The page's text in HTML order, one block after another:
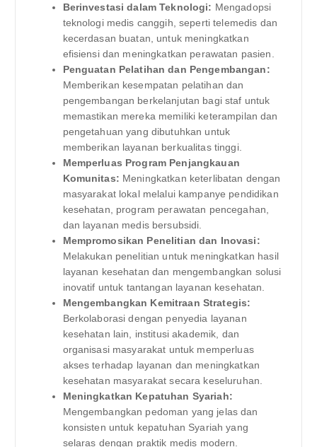
Berinvestasi dalam Teknologi: Mengadopsi
teknologi medis canggih, seperti telemedis dan
kecerdasan buatan, untuk meningkatkan
efisiensi dan meningkatkan perawatan pasien.
Penguatan Pelatihan dan Pengembangan:
Memberikan kesempatan pelatihan dan
pengembangan berkelanjutan bagi staf untuk
memastikan mereka memiliki keterampilan dan
pengetahuan yang dibutuhkan untuk
memberikan layanan berkualitas tinggi.
Memperluas Program Penjangkauan
Komunitas: Meningkatkan keterlibatan dengan
masyarakat lokal melalui kampanye pendidikan
kesehatan, program perawatan pencegahan,
dan layanan medis bersubsidi.
Mempromosikan Penelitian dan Inovasi:
Melakukan penelitian untuk meningkatkan hasil
layanan kesehatan dan mengembangkan solusi
inovatif untuk tantangan layanan kesehatan.
Mengembangkan Kemitraan Strategis:
Berkolaborasi dengan penyedia layanan
kesehatan lain, institusi akademik, dan
organisasi masyarakat untuk memperluas
akses terhadap layanan dan meningkatkan
kesehatan masyarakat secara keseluruhan.
Meningkatkan Kepatuhan Syariah:
Mengembangkan pedoman yang jelas dan
konsisten untuk kepatuhan Syariah yang
selaras dengan praktik medis modern.